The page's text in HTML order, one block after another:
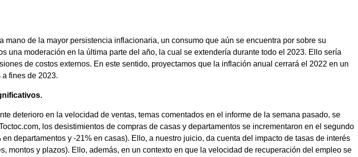
de la mayor persistencia inflacionaria, un consumo que aún se encuentra por sobre su
moderación en la última parte del año, la cual se extendería durante todo el 2023. Ello sería
de costos externos. En este sentido, proyectamos que la inflación anual cerrará el 2022 en un
fines de 2023.
deterioro en la velocidad de ventas, temas comentados en el informe de la semana pasado, se
los desistimientos de compras de casas y departamentos se incrementaron en el segundo
departamentos y -21% en casas). Ello, a nuestro juicio, da cuenta del impacto de tasas de interés
montos y plazos). Ello, además, en un contexto en que la velocidad de recuperación del empleo se